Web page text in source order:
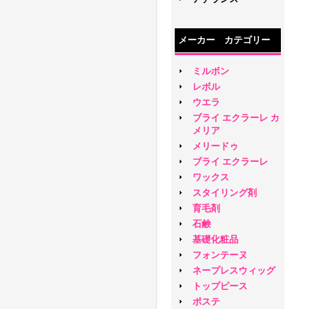
メーカー カテゴリー
ミルボン
レボル
ウエラ
ブライ エクラーレ カ
メリア
メリードゥ
ブライ エクラーレ
ワックス
スタイリング剤
育毛剤
石鹸
基礎化粧品
フォンテーヌ
ネープレスウィッグ
トップピース
ポステ